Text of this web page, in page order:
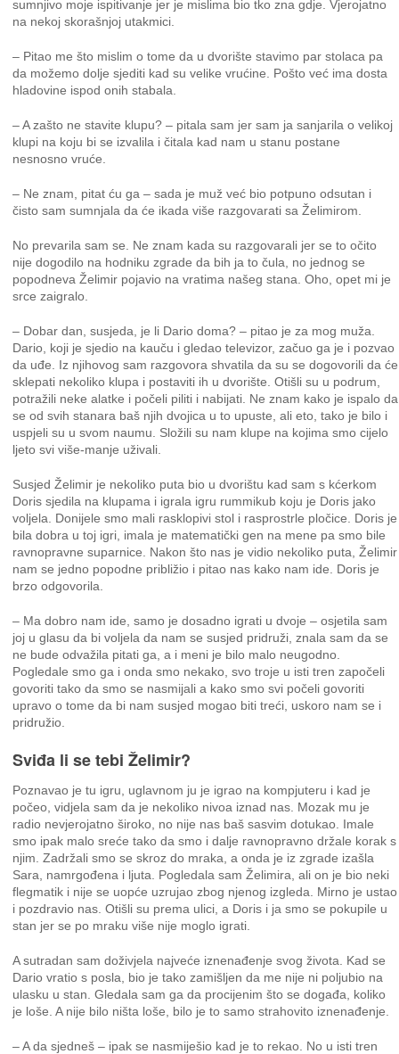
sumnjivo moje ispitivanje jer je mislima bio tko zna gdje. Vjerojatno
na nekoj skorašnjoj utakmici.
– Pitao me što mislim o tome da u dvorište stavimo par stolaca pa
da možemo dolje sjediti kad su velike vrućine. Pošto već ima dosta
hladovine ispod onih stabala.
– A zašto ne stavite klupu? – pitala sam jer sam ja sanjarila o velikoj
klupi na koju bi se izvalila i čitala kad nam u stanu postane
nesnosno vruće.
– Ne znam, pitat ću ga – sada je muž već bio potpuno odsutan i
čisto sam sumnjala da će ikada više razgovarati sa Želimirom.
No prevarila sam se. Ne znam kada su razgovarali jer se to očito
nije dogodilo na hodniku zgrade da bih ja to čula, no jednog se
popodneva Želimir pojavio na vratima našeg stana. Oho, opet mi je
srce zaigralo.
– Dobar dan, susjeda, je li Dario doma? – pitao je za mog muža.
Dario, koji je sjedio na kauču i gledao televizor, začuo ga je i pozvao
da uđe. Iz njihovog sam razgovora shvatila da su se dogovorili da će
sklepati nekoliko klupa i postaviti ih u dvorište. Otišli su u podrum,
potražili neke alatke i počeli piliti i nabijati. Ne znam kako je ispalo da
se od svih stanara baš njih dvojica u to upuste, ali eto, tako je bilo i
uspjeli su u svom naumu. Složili su nam klupe na kojima smo cijelo
ljeto svi više-manje uživali.
Susjed Želimir je nekoliko puta bio u dvorištu kad sam s kćerkom
Doris sjedila na klupama i igrala igru rummikub koju je Doris jako
voljela. Donijele smo mali rasklopivi stol i rasprostrle pločice. Doris je
bila dobra u toj igri, imala je matematički gen na mene pa smo bile
ravnopravne suparnice. Nakon što nas je vidio nekoliko puta, Želimir
nam se jedno popodne približio i pitao nas kako nam ide. Doris je
brzo odgovorila.
– Ma dobro nam ide, samo je dosadno igrati u dvoje – osjetila sam
joj u glasu da bi voljela da nam se susjed pridruži, znala sam da se
ne bude odvažila pitati ga, a i meni je bilo malo neugodno.
Pogledale smo ga i onda smo nekako, svo troje u isti tren započeli
govoriti tako da smo se nasmijali a kako smo svi počeli govoriti
upravo o tome da bi nam susjed mogao biti treći, uskoro nam se i
pridružio.
Sviđa li se tebi Želimir?
Poznavao je tu igru, uglavnom ju je igrao na kompjuteru i kad je
počeo, vidjela sam da je nekoliko nivoa iznad nas. Mozak mu je
radio nevjerojatno široko, no nije nas baš sasvim dotukao. Imale
smo ipak malo sreće tako da smo i dalje ravnopravno držale korak s
njim. Zadržali smo se skroz do mraka, a onda je iz zgrade izašla
Sara, namrgođena i ljuta. Pogledala sam Želimira, ali on je bio neki
flegmatik i nije se uopće uzrujao zbog njenog izgleda. Mirno je ustao
i pozdravio nas. Otišli su prema ulici, a Doris i ja smo se pokupile u
stan jer se po mraku više nije moglo igrati.
A sutradan sam doživjela najveće iznenađenje svog života. Kad se
Dario vratio s posla, bio je tako zamišljen da me nije ni poljubio na
ulasku u stan. Gledala sam ga da procijenim što se događa, koliko
je loše. A nije bilo ništa loše, bilo je to samo strahovito iznenađenje.
– A da sjedneš – ipak se nasmiješio kad je to rekao. No u isti tren